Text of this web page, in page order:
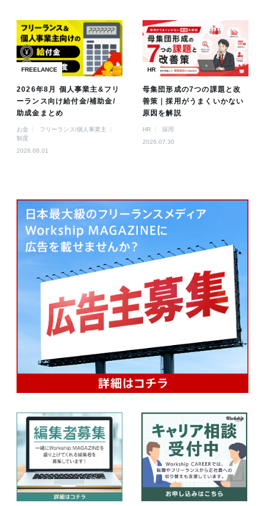
FREELANCE
2026年8月 個人事業主&フリ
ーランス向け給付金/補助金/
助成金まとめ
お金
フリーランス/個人事業主
制度
2026.08.01
HR
母集団形成の7つの課題と改
善策｜採用がうまくいかない
原因を解説
HR
採用
2026.07.30